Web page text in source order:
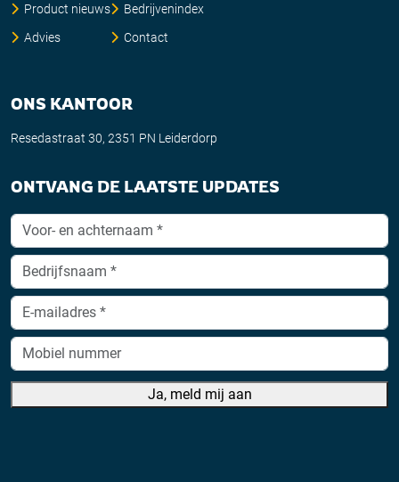
Product nieuws
Advies
Bedrijvenindex
Contact
ONS KANTOOR
Resedastraat 30, 2351 PN Leiderdorp
ONTVANG DE LAATSTE UPDATES
Ja, meld mij aan